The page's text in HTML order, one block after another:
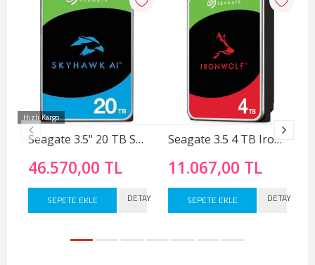
Hızlı Kargo
Seagate 3.5" 20 TB Skyhawk ST20000VE002 SATA 3.0 7200 RPM Hard Disk
46.570,00 TL
SEPETE EKLE DETAY
Seagate 3.5 4 TB Ironwolf ST4000VN006 SATA 3.0 5400 RPM Hard Disk
11.067,00 TL
SEPETE EKLE DETAY